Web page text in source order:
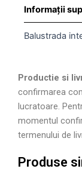
Informații
Balustrada
Productie si
confirmarea
lucratoare.
momentul
termenului de
Produse